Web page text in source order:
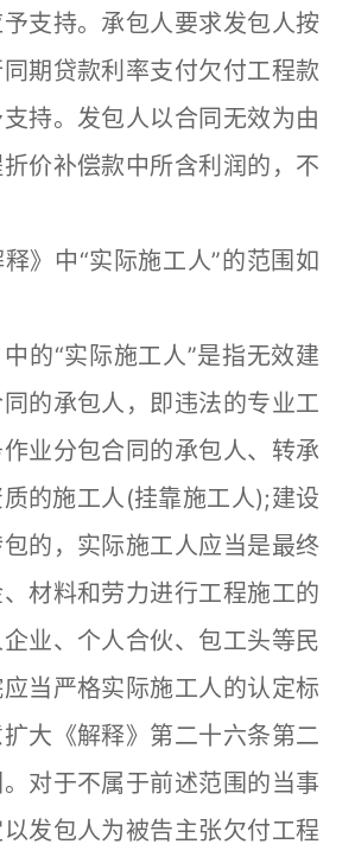
支持。承包人要求发包人按
期贷款利率支付欠付工程款
持。发包人以合同无效为由
价补偿款中所含利润的，不
中“实际施工人”的范围如
“实际施工人”是指无效建
的承包人，即违法的专业工
业分包合同的承包人、转承
的施工人(挂靠施工人);建设
的，实际施工人应当是最终
材料和劳力进行工程施工的
业、个人合伙、包工头等民
当严格实际施工人的认定标
大《解释》第二十六条第二
对于不属于前述范围的当事
发包人为被告主张欠付工程